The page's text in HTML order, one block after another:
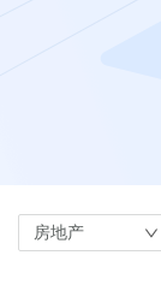
房地产